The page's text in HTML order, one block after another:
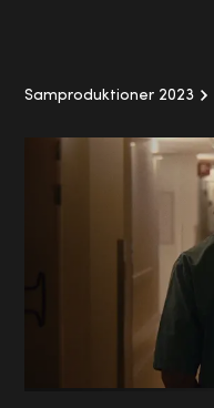
Samproduktioner 2023